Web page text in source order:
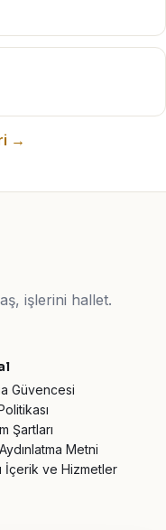
→
işlerini hallet.
Güvencesi
Şartları
Metni
İçerik ve Hizmetler